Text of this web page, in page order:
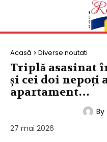
Acasă Diverse noutati
Triplă asasinat
și cei doi nepoți
apartament…
By
27 mai 2026